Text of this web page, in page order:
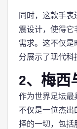
同时，这款手
震设计，使得
需求。这不仅
分展示了现代科
2、梅西
作为世界足坛最
不仅是一位杰
择的一切，包括